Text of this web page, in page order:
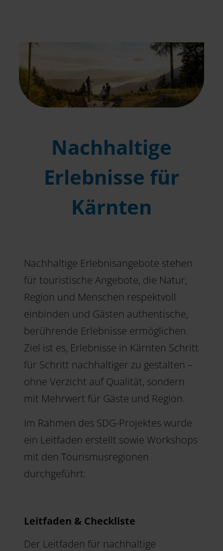
Nachhaltige
Erlebnisse für
Kärnten
Nachhaltige Erlebnisangebote stehen
für touristische Angebote, die Natur,
Region und Menschen respektvoll
einbinden und Gästen authentische,
berührende Erlebnisse ermöglichen.
Ziel ist es, Erlebnisse in Kärnten Schritt
für Schritt nachhaltiger zu gestalten –
ohne Verzicht auf Qualität, sondern
mit Mehrwert für Gäste und Region.
Im Rahmen des SDG-Projektes wurde
ein Leitfaden erstellt sowie Workshops
mit den Tourismusregionen
durchgeführt:
Leitfaden & Checkliste
Der Leitfaden für nachhaltige